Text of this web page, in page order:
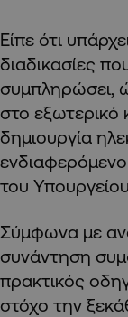
Είπε ότι
διαδικασίες
συμπληρώσει,
στο εξωτερικό
δημιουργία
του
Σύμφωνα με
συνάντηση
πρακτικός
στόχο την